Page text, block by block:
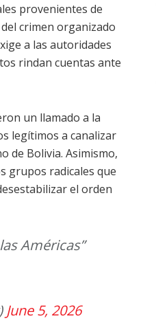
provenientes de
crimen organizado
a las autoridades
rindan cuentas ante
un llamado a la
legítimos a canalizar
de Bolivia. Asimismo,
grupos radicales que
el orden
Américas”
June 5, 2026